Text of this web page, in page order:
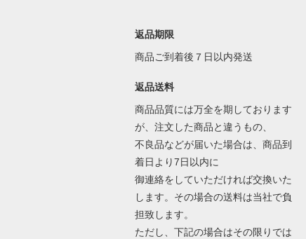
返品期限
商品ご到着後７日以内発送
返品送料
商品品質には万全を期しております
が、注文した商品と違うもの、
不良品などが届いた場合は、商品到
着日より7日以内に
御連絡をしていただければ交換いた
します。その場合の送料は当社で負
担致します。
ただし、下記の場合はその限りでは